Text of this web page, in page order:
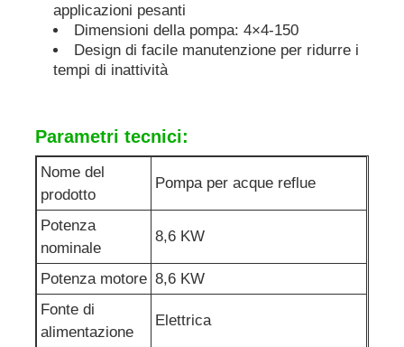
applicazioni pesanti
Dimensioni della pompa: 4×4-150
Design di facile manutenzione per ridurre i
tempi di inattività
Parametri tecnici:
Nome del
prodotto
Pompa per acque reflue
Potenza
nominale
8,6 KW
Potenza motore 8,6 KW
Fonte di
alimentazione
Elettrica